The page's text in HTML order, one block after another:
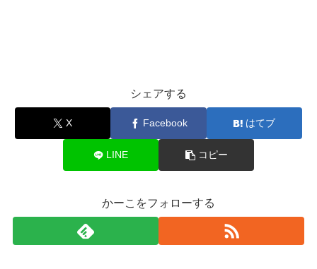
シェアする
X Facebook はてブ
LINE コピー
かーこをフォローする